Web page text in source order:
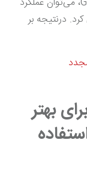
درنتیجه بر
بهتر